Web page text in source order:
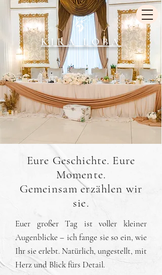
KIRA LOBA
Eure Geschichte. Eure
Momente.
Gemeinsam erzählen wir
sie.
Euer großer Tag ist voller kleiner
Augenblicke – ich fange sie so ein, wie
Ihr sie erlebt. Natürlich, ungestellt, mit
Herz und Blick fürs Detail.